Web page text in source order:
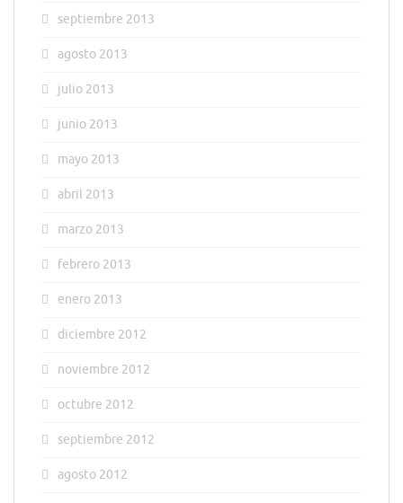
septiembre 2013
agosto 2013
julio 2013
junio 2013
mayo 2013
abril 2013
marzo 2013
febrero 2013
enero 2013
diciembre 2012
noviembre 2012
octubre 2012
septiembre 2012
agosto 2012